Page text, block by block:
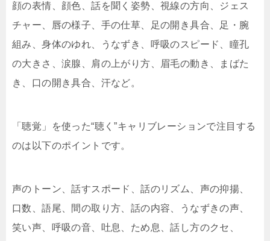
顔の表情、顔色、話を聞く姿勢、視線の方向、ジェス
チャー、唇の様子、手の仕草、足の開き具合、足・腕
組み、身体のゆれ、うなずき、呼吸のスピード、瞳孔
の大きさ、涙腺、肩の上がり方、眉毛の動き、まばた
き、口の開き具合、汗など。
「聴覚」を使った“聴く”キャリブレーションで注目する
のは以下のポイントです。
声のトーン、話すスポード、話のリズム、声の抑揚、
口数、語尾、間の取り方、話の内容、うなずきの声、
笑い声、呼吸の音、吐息、ため息、話し方のクセ、